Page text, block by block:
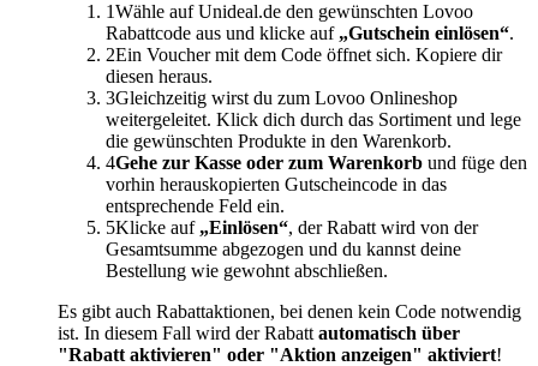
1Wähle auf Unideal.de den gewünschten Lovoo
Rabattcode aus und klicke auf „Gutschein einlösen“.
2Ein Voucher mit dem Code öffnet sich. Kopiere dir
diesen heraus.
3Gleichzeitig wirst du zum Lovoo Onlineshop
weitergeleitet. Klick dich durch das Sortiment und lege
die gewünschten Produkte in den Warenkorb.
4Gehe zur Kasse oder zum Warenkorb und füge den
vorhin herauskopierten Gutscheincode in das
entsprechende Feld ein.
5Klicke auf „Einlösen“, der Rabatt wird von der
Gesamtsumme abgezogen und du kannst deine
Bestellung wie gewohnt abschließen.
Es gibt auch Rabattaktionen, bei denen kein Code notwendig
ist. In diesem Fall wird der Rabatt automatisch über
"Rabatt aktivieren" oder "Aktion anzeigen" aktiviert!